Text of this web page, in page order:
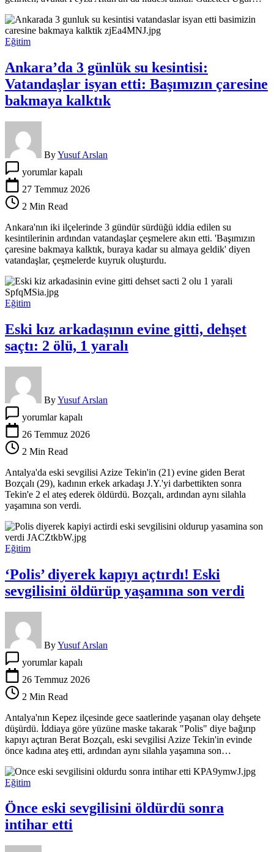
Feyza
Altun…
için
Eğitim
Ankara’da 3 günlük su kesintisi:
Vatandaşlar isyan etti: Başımızın çaresine
bakmaya kalktık
ByYusuf Arslan
3
günlük
kesintisi:
isyan
etti:
Başımızın
çaresine
bakmaya
kalktık
için
yorumlar kapalı
27 Temmuz 2026
2 Min Read
Ankara'nın iki ilçelerinde 3 gündür sürdüğü iddia edilen su
kesintilerinin ardından vatandaşlar çeşmelere akın etti. 'Başımızın
çaresine bakmaya kalktık, buraya kadar su almaya geldik' diyen
vatandaşlar, çeşmelerde kuyruk oluşturdu.
Eğitim
Eski kız arkadaşının evine gitti, dehşet
saçtı: 2 ölü, 1 yaralı
ByYusuf Arslan
kız
arkadaşının
gitti,
saçtı:
2
ölü,
1
yaralı
için
yorumlar kapalı
26 Temmuz 2026
2 Min Read
Antalya'da eski sevgilisi Azize Tekin'in (21) evine giden Berat
Bozçalı (29), kadının erkek arkadaşı J.Y.'yi darbettikten sonra
Tekin'e 2 el ateş ederek öldürdü. Bozçalı, ardından aynı silahla
yaşamına son verdi.
Eğitim
‘Polis’ diyerek kapıyı açtırdı! Eski
sevgilisini öldürüp yaşamına son verdi
ByYusuf Arslan
diyerek
kapıyı
Eski
öldürüp
yaşamına
son
verdi
yorumlar kapalı
26 Temmuz 2026
2 Min Read
Antalya'nın Kepez ilçesinde gece saatlerinde yaşanan olay dehşete
düşürdü. İddiaya göre yüzüne maske takarak "Polis" diye bağırıp
kapıyı açtıran Berat Bozçalı, eski sevgilisi Azize Tekin'in evinde
önce kadına ateş etti, ardından aynı silahla yaşamına son…
Eğitim
Önce eski sevgilisini öldürdü sonra
intihar etti